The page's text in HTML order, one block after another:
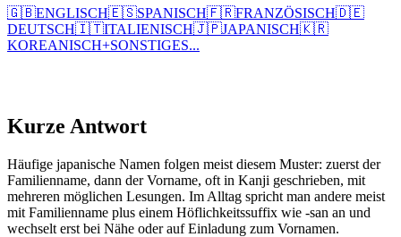
🇬🇧ENGLISCH🇪🇸SPANISCH🇫🇷FRANZÖSISCH🇩🇪
DEUTSCH🇮🇹ITALIENISCH🇯🇵JAPANISCH🇰🇷
KOREANISCH+SONSTIGES...
Kurze Antwort
Häufige japanische Namen folgen meist diesem Muster: zuerst der
Familienname, dann der Vorname, oft in Kanji geschrieben, mit
mehreren möglichen Lesungen. Im Alltag spricht man andere meist
mit Familienname plus einem Höflichkeitssuffix wie -san an und
wechselt erst bei Nähe oder auf Einladung zum Vornamen.